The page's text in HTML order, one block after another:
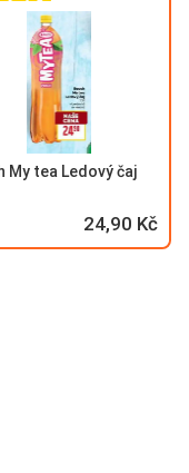
My tea Ledový čaj
24,90 Kč